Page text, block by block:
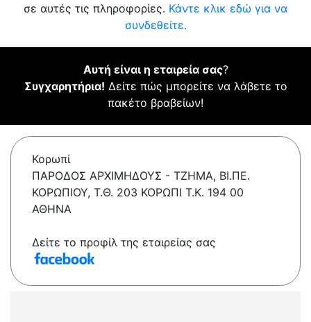
σε αυτές τις πληροφορίες. Κάντε κλικ εδώ για να
συνδεθείτε.
Αυτή είναι η εταιρεία σας?
Συγχαρητήρια! Δείτε πώς μπορείτε να λάβετε το
πακέτο βραβείων!
Κορωπί
ΠΑΡΟΔΟΣ ΑΡΧΙΜΗΔΟΥΣ - TZHMA, ΒΙ.ΠΕ.
ΚΟΡΩΠΙΟΥ, Τ.Θ. 203 ΚΟΡΩΠΙ Τ.Κ. 194 00
ΑΘΗΝΑ
Δείτε το προφίλ της εταιρείας σας